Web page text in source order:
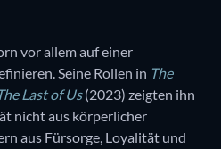
vor allem auf einer
Seine Rollen in The
Last of Us(2023) zeigten ihn
nicht aus körperlicher
aus Fürsorge, Loyalität und